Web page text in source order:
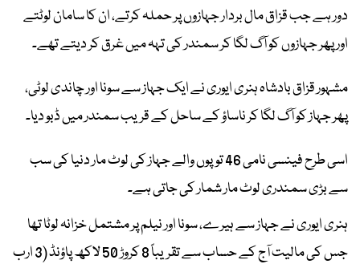
دور ہے جب قزاق مال بردار جہازوں پر حملہ کرتے، ان کا سامان لوٹتے
اور پھر جہازوں کو آگ لگا کر سمندر کی تہہ میں غرق کر دیتے تھے۔
مشہور قزاق بادشاہ ہنری ایوری نے ایک جہاز سے سونا اور چاندی لوٹی،
پھر جہاز کو آگ لگا کر ناساؤ کے ساحل کے قریب سمندر میں ڈبو دیا۔
اسی طرح فینسی نامی 46 توپوں والے جہاز کی لوٹ مار دنیا کی سب
سے بڑی سمندری لوٹ مار شمار کی جاتی ہے۔
ہنری ایوری نے جہاز سے ہیرے، سونا اور نیلم پر مشتمل خزانہ لوٹا تھا
جس کی مالیت آج کے حساب سے تقریباً 8 کروڑ 50 لاکھ پاؤنڈ (3 ارب